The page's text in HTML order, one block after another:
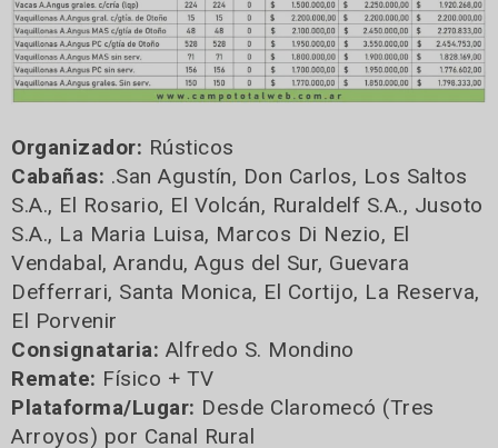
Organizador: Rústicos
Cabañas: .San Agustín, Don Carlos, Los Saltos
S.A., El Rosario, El Volcán, Ruraldelf S.A., Jusoto
S.A., La Maria Luisa, Marcos Di Nezio, El
Vendabal, Arandu, Agus del Sur, Guevara
Defferrari, Santa Monica, El Cortijo, La Reserva,
El Porvenir
Consignataria: Alfredo S. Mondino
Remate: Físico + TV
Plataforma/Lugar: Desde Claromecó (Tres
Arroyos) por Canal Rural